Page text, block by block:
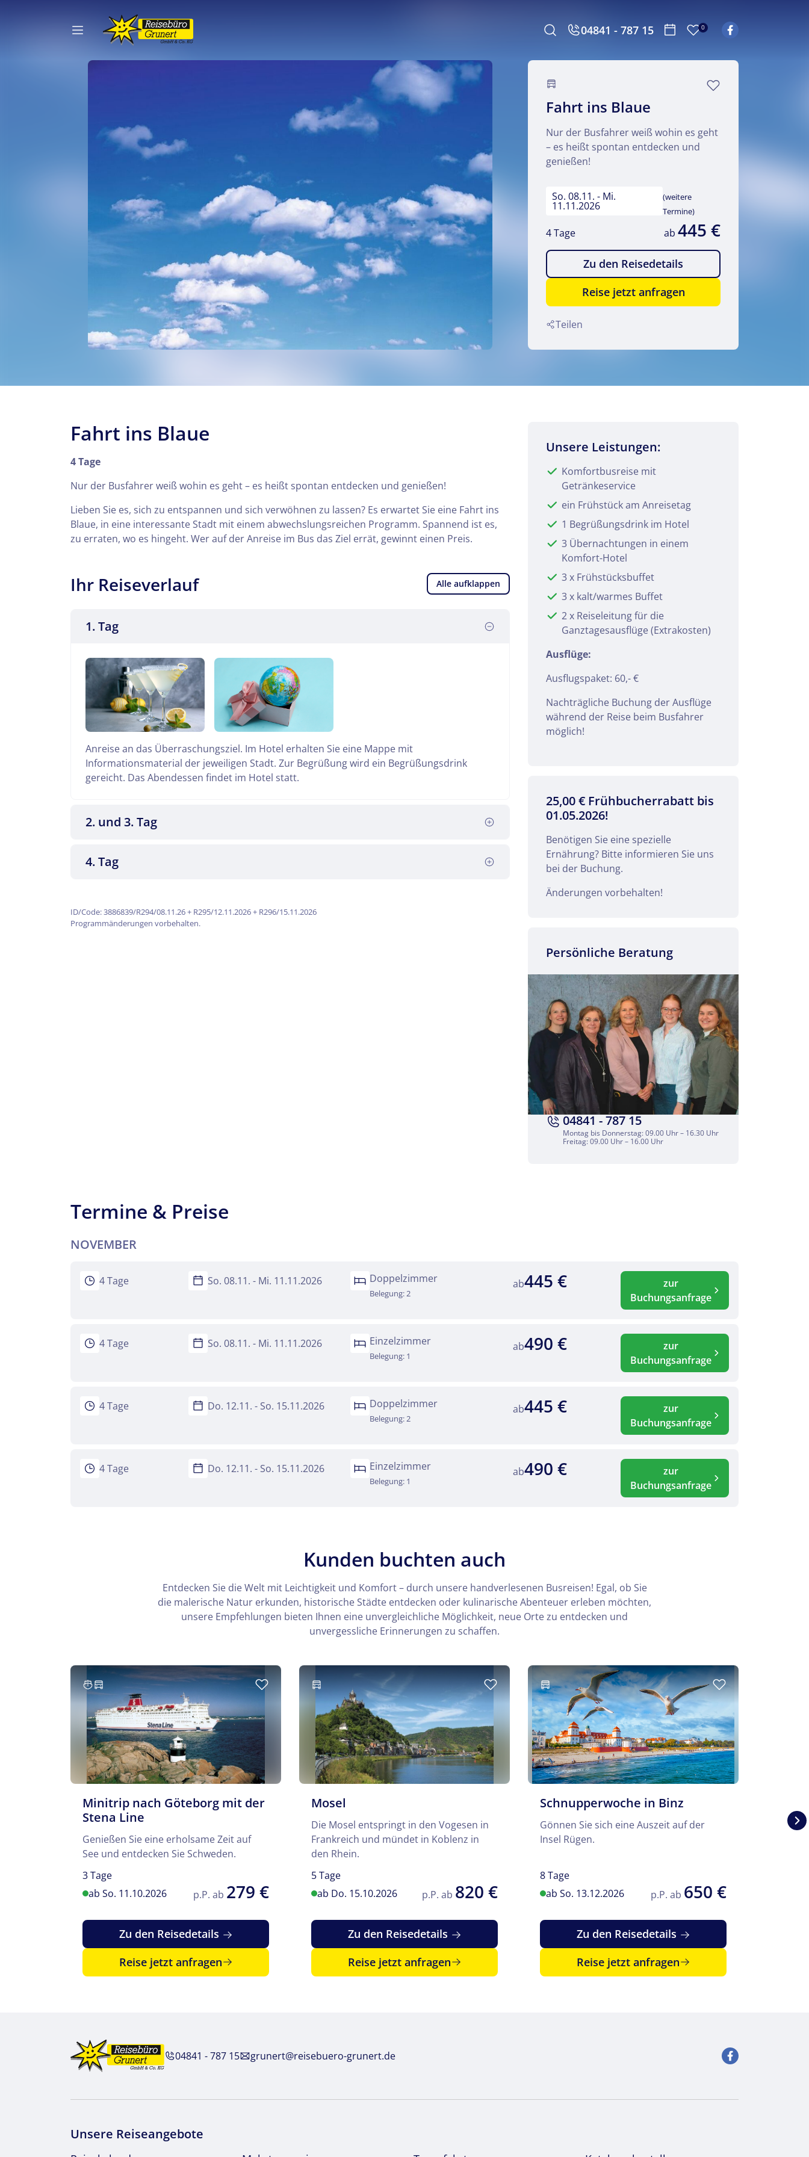
04841 - 787 15 0
Fahrt ins Blaue
Nur der Busfahrer weiß wohin es geht
– es heißt spontan entdecken und
genießen!
So. 08.11. - Mi.
11.11.2026
(weitere
Termine)
4 Tage ab 445 €
Zu den Reisedetails
Reise jetzt anfragen
Teilen
per E-Mail senden
Fahrt ins Blaue
4 Tage
Nur der Busfahrer weiß wohin es geht – es heißt spontan entdecken und genießen!
Lieben Sie es, sich zu entspannen und sich verwöhnen zu lassen? Es erwartet Sie eine Fahrt ins
Blaue, in eine interessante Stadt mit einem abwechslungsreichen Programm. Spannend ist es,
zu erraten, wo es hingeht. Wer auf der Anreise im Bus das Ziel errät, gewinnt einen Preis.
Ihr Reiseverlauf Alle aufklappen
1. Tag
Anreise an das Überraschungsziel. Im Hotel erhalten Sie eine Mappe mit
Informationsmaterial der jeweiligen Stadt. Zur Begrüßung wird ein Begrüßungsdrink
gereicht. Das Abendessen findet im Hotel statt.
2. und 3. Tag
4. Tag
ID/Code: 3886839/R294/08.11.26 + R295/12.11.2026 + R296/15.11.2026
Programmänderungen vorbehalten.
Unsere Leistungen:
Komfortbusreise mit
Getränkeservice
ein Frühstück am Anreisetag
1 Begrüßungsdrink im Hotel
3 Übernachtungen in einem
Komfort-Hotel
3 x Frühstücksbuffet
3 x kalt/warmes Buffet
2 x Reiseleitung für die
Ganztagesausflüge (Extrakosten)
Ausflüge:
Ausflugspaket: 60,- €
Nachträgliche Buchung der Ausflüge
während der Reise beim Busfahrer
möglich!
25,00 € Frühbucherrabatt bis
01.05.2026!
Benötigen Sie eine spezielle
Ernährung? Bitte informieren Sie uns
bei der Buchung.
Änderungen vorbehalten!
Persönliche Beratung
04841 - 787 15
Montag bis Donnerstag: 09.00 Uhr – 16.30 Uhr
Freitag: 09.00 Uhr – 16.00 Uhr
Termine & Preise
NOVEMBER
4 Tage So. 08.11. - Mi. 11.11.2026 Doppelzimmer
Belegung: 2
ab445 €
zur
Buchungsanfrage
4 Tage So. 08.11. - Mi. 11.11.2026 Einzelzimmer
Belegung: 1
ab490 €
zur
Buchungsanfrage
4 Tage Do. 12.11. - So. 15.11.2026 Doppelzimmer
Belegung: 2
ab445 €
zur
Buchungsanfrage
4 Tage Do. 12.11. - So. 15.11.2026 Einzelzimmer
Belegung: 1
ab490 €
zur
Buchungsanfrage
Kunden buchten auch
Entdecken Sie die Welt mit Leichtigkeit und Komfort – durch unsere handverlesenen Busreisen! Egal, ob Sie
die malerische Natur erkunden, historische Städte entdecken oder kulinarische Abenteuer erleben möchten,
unsere Empfehlungen bieten Ihnen eine unvergleichliche Möglichkeit, neue Orte zu entdecken und
unvergessliche Erinnerungen zu schaffen.
Minitrip nach Göteborg mit der
Stena Line
Genießen Sie eine erholsame Zeit auf
See und entdecken Sie Schweden.
3 Tage
ab So. 11.10.2026
p.P. ab 279 €
Zu den Reisedetails
Reise jetzt anfragen
Mosel
Die Mosel entspringt in den Vogesen in
Frankreich und mündet in Koblenz in
den Rhein.
5 Tage
ab Do. 15.10.2026
p.P. ab 820 €
Zu den Reisedetails
Reise jetzt anfragen
Schnupperwoche in Binz
Gönnen Sie sich eine Auszeit auf der
Insel Rügen.
8 Tage
ab So. 13.12.2026
p.P. ab 650 €
Zu den Reisedetails
Reise jetzt anfragen
04841 - 787 15 grunert@reisebuero-grunert.de
Unsere Reiseangebote